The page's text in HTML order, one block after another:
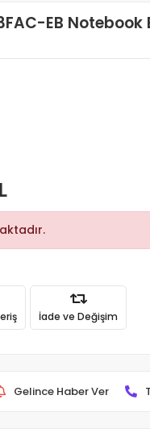
EB Notebook
İade ve Değişim
Gelince Haber Ver